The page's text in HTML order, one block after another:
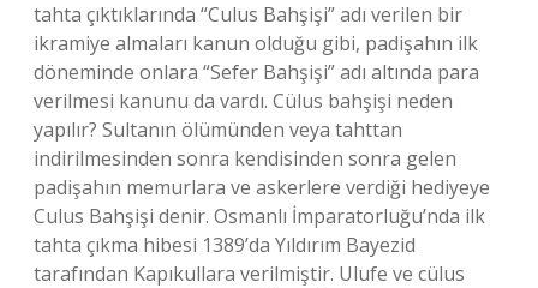
tahta çıktıklarında “Culus Bahşişi” adı verilen bir
ikramiye almaları kanun olduğu gibi, padişahın ilk
döneminde onlara “Sefer Bahşişi” adı altında para
verilmesi kanunu da vardı. Cülus bahşişi neden
yapılır? Sultanın ölümünden veya tahttan
indirilmesinden sonra kendisinden sonra gelen
padişahın memurlara ve askerlere verdiği hediyeye
Culus Bahşişi denir. Osmanlı İmparatorluğu’nda ilk
tahta çıkma hibesi 1389’da Yıldırım Bayezid
tarafından Kapıkullara verilmiştir. Ulufe ve cülus